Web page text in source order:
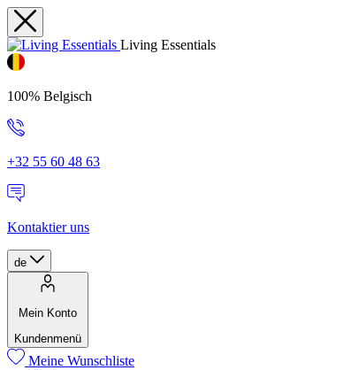
Living Essentials
100% Belgisch
+32 55 60 48 63
Kontaktier uns
de
Mein Konto
Kundenmenü
Meine Wunschliste